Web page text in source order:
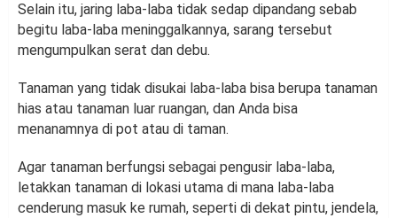
Selain itu, jaring laba-laba tidak sedap dipandang sebab
begitu laba-laba meninggalkannya, sarang tersebut
mengumpulkan serat dan debu.
Tanaman yang tidak disukai laba-laba bisa berupa tanaman
hias atau tanaman luar ruangan, dan Anda bisa
menanamnya di pot atau di taman.
Agar tanaman berfungsi sebagai pengusir laba-laba,
letakkan tanaman di lokasi utama di mana laba-laba
cenderung masuk ke rumah, seperti di dekat pintu, jendela,